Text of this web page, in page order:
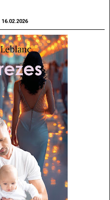
16.02.2026